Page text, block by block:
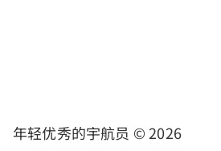
年轻优秀的宇航员 © 2026